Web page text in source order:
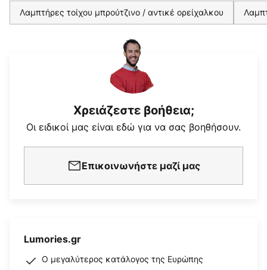
Λαμπτήρες τοίχου μπρούτζινο / αντικέ ορείχαλκου
Χρειάζεστε βοήθεια;
Οι ειδικοί μας είναι εδώ για να σας βοηθήσουν.
Επικοινωνήστε μαζί μας
Lumories.gr
Ο μεγαλύτερος κατάλογος της Ευρώπης